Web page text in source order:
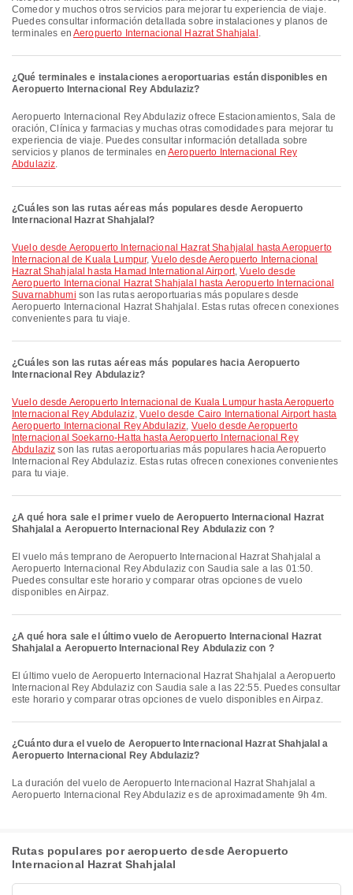
Comedor y muchos otros servicios para mejorar tu experiencia de viaje.
Puedes consultar información detallada sobre instalaciones y planos de
terminales en Aeropuerto Internacional Hazrat Shahjalal .
¿Qué terminales e instalaciones aeroportuarias están disponibles en
Aeropuerto Internacional Rey Abdulaziz?
Aeropuerto Internacional Rey Abdulaziz ofrece Estacionamientos, Sala de
oración, Clínica y farmacias y muchas otras comodidades para mejorar tu
experiencia de viaje. Puedes consultar información detallada sobre
servicios y planos de terminales enAeropuerto Internacional Rey
Abdulaziz.
¿Cuáles son las rutas aéreas más populares desde Aeropuerto
Internacional Hazrat Shahjalal?
Vuelo desde Aeropuerto Internacional Hazrat Shahjalal hasta Aeropuerto
Internacional de Kuala Lumpur,Vuelo desde Aeropuerto Internacional
Hazrat Shahjalal hasta Hamad International Airport,Vuelo desde
Aeropuerto Internacional Hazrat Shahjalal hasta Aeropuerto Internacional
Suvarnabhumi son las rutas aeroportuarias más populares desde
Aeropuerto Internacional Hazrat Shahjalal. Estas rutas ofrecen conexiones
convenientes para tu viaje.
¿Cuáles son las rutas aéreas más populares hacia Aeropuerto
Internacional Rey Abdulaziz?
Vuelo desde Aeropuerto Internacional de Kuala Lumpur hasta Aeropuerto
Internacional Rey Abdulaziz,Vuelo desde Cairo International Airport hasta
Aeropuerto Internacional Rey Abdulaziz, Vuelo desde Aeropuerto
Internacional Soekarno-Hatta hasta Aeropuerto Internacional Rey
Abdulaziz son las rutas aeroportuarias más populares hacia Aeropuerto
Internacional Rey Abdulaziz. Estas rutas ofrecen conexiones convenientes
para tu viaje.
¿A qué hora sale el primer vuelo de Aeropuerto Internacional Hazrat
Shahjalal a Aeropuerto Internacional Rey Abdulaziz con ?
El vuelo más temprano de Aeropuerto Internacional Hazrat Shahjalal a
Aeropuerto Internacional Rey Abdulaziz con Saudia sale a las 01:50.
Puedes consultar este horario y comparar otras opciones de vuelo
disponibles en Airpaz.
¿A qué hora sale el último vuelo de Aeropuerto Internacional Hazrat
Shahjalal a Aeropuerto Internacional Rey Abdulaziz con ?
El último vuelo de Aeropuerto Internacional Hazrat Shahjalal a Aeropuerto
Internacional Rey Abdulaziz con Saudia sale a las 22:55. Puedes consultar
este horario y comparar otras opciones de vuelo disponibles en Airpaz.
¿Cuánto dura el vuelo de Aeropuerto Internacional Hazrat Shahjalal a
Aeropuerto Internacional Rey Abdulaziz?
La duración del vuelo de Aeropuerto Internacional Hazrat Shahjalal a
Aeropuerto Internacional Rey Abdulaziz es de aproximadamente 9h 4m.
Rutas populares por aeropuerto desde Aeropuerto
Internacional Hazrat Shahjalal